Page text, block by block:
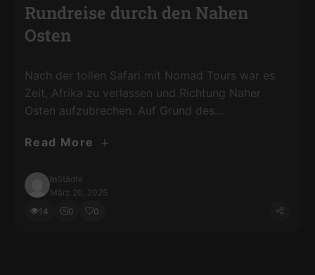
Rundreise durch den Nahen
Osten
Nach der tollen Safari mit Nomad Tours war es
Zeit, Afrika zu verlassen und Richtung Naher
Osten aufzubrechen. Auf Grund des
alle Reisenden in Saudi Arabien ab dem 1. Februar
Arabien hat eine neue Impflicht eingeführt für
einen Meningokokken-Impfstoff. Dieser …
Read More
InStädte
März 20, 2025
14
0 0